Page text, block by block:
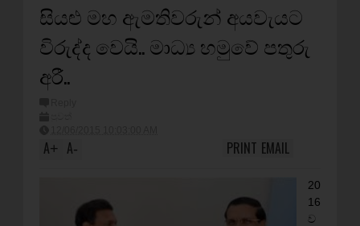
සියළු මහ ඇමතිවරුන් අයවැයට
විරුද්ද වෙයි.. මාධ්‍ය හමුවේ පතුරු
අරී..
A+ A- EMAIL
PRINT
20
16
ව